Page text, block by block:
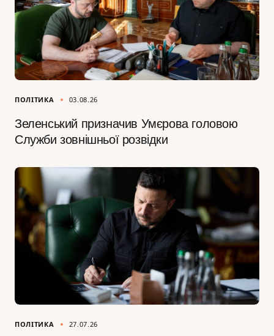
ПОЛІТИКА 03.08.26
Зеленський призначив Умєрова головою
Служби зовнішньої розвідки
ПОЛІТИКА 27.07.26